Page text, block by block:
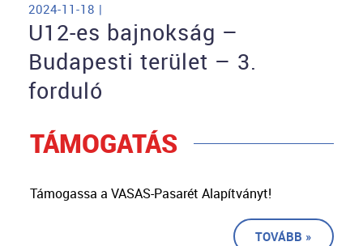
2024-11-18 |
U12-es bajnokság –
Budapesti terület – 3.
forduló
TÁMOGATÁS
Támogassa a VASAS-Pasarét Alapítványt!
TOVÁBB »